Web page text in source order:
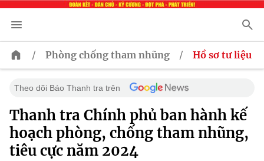
/ Phòng chống tham nhũng / Hồ sơ tư liệu
Theo dõi Báo Thanh tra trên
Thanh tra Chính phủ ban hành kế
hoạch phòng, chống tham nhũng,
tiêu cực năm 2024